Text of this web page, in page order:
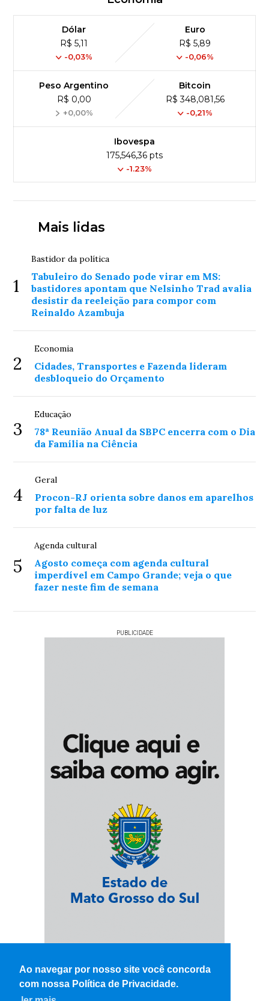
Ao navegar por nosso site você concorda
com nossa Política de Privacidade.
Dólar
R$ 5,11
-0,03%
Euro
R$ 5,89
-0,06%
Peso Argentino
R$ 0,00
+0,00%
Bitcoin
R$ 348,081,56
-0,21%
Ibovespa
175,546,36 pts
-1.23%
Mais lidas
1
Bastidor da política
Tabuleiro do Senado pode virar em MS:
bastidores apontam que Nelsinho Trad avalia
desistir da reeleição para compor com
Reinaldo Azambuja
2
Economia
Cidades, Transportes e Fazenda lideram
desbloqueio do Orçamento
3
Educação
78ª Reunião Anual da SBPC encerra com o Dia
da Família na Ciência
4
Geral
Procon-RJ orienta sobre danos em aparelhos
por falta de luz
5
Agenda cultural
Agosto começa com agenda cultural
imperdível em Campo Grande; veja o que
fazer neste fim de semana
PUBLICIDADE